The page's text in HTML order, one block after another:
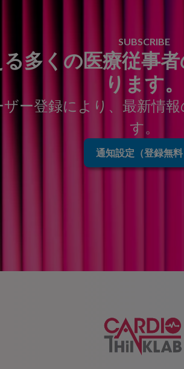
SUBSCRIBE
多くの医療従事
ります。
ザー登録により、最新情
す。
通知設定（登録無料